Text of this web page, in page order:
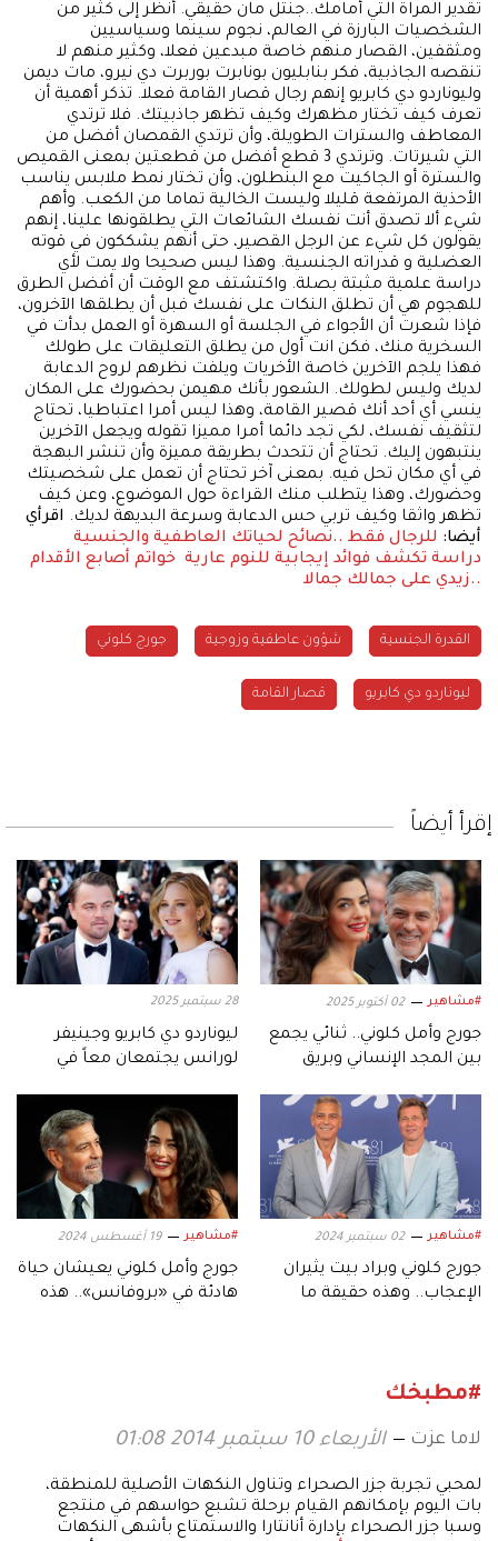
تقدير المراة التي أمامك..جنتل مان حقيقي. أنظر إلى كثير من
الشخصيات البارزة في العالم، نجوم سينما وسياسيين
ومثقفين، القصار منهم خاصة مبدعين فعلا، وكثير منهم لا
تنقصه الجاذبية، فكر بنابليون بونابرت بوربرت دي نيرو، مات ديمن
وليوناردو دي كابريو إنهم رجال قصار القامة فعلا. تذكر أهمية أن
تعرف كيف تختار مظهرك وكيف تظهر جاذبيتك. فلا ترتدي
المعاطف والسترات الطويلة، وأن ترتدي القمصان أفضل من
التي شيرتات. وترتدي 3 قطع أفضل من قطعتين بمعنى القميص
والسترة أو الجاكيت مع البنطلون، وأن تختار نمط ملابس يناسب
الأحذية المرتفعة قليلا وليست الخالية تماما من الكعب. وأهم
شيء ألا تصدق أنت نفسك الشائعات التي يطلقونها علينا، إنهم
يقولون كل شيء عن الرجل القصير، حتى أنهم يشككون في قوته
العضلية و قدراته الجنسية. وهذا ليس صحيحا ولا يمت لأي
دراسة علمية مثبتة بصلة. واكتشتف مع الوقت أن أفضل الطرق
للهجوم هي أن تطلق النكات على نفسك فبل أن يطلقها الآخرون،
فإذا شعرت أن الأجواء في الجلسة أو السهرة أو العمل بدأت في
السخرية منك، فكن انت أول من يطلق التعليقات على طولك
فهذا يلجم الآخرين خاصة الأخريات ويلفت نظرهم لروح الدعابة
لديك وليس لطولك. الشعور بأنك مهيمن بحضورك على المكان
ينسي أي أحد أنك قصير القامة، وهذا ليس أمرا اعتباطيا، تحتاج
لتثقيف نفسك، لكي تجد دائما أمرا مميزا تقوله ويجعل الآخرين
ينتبهون إليك. تحتاج أن تتحدث بطريقة مميزة وأن تنشر البهجة
في أي مكان تحل فيه. بمعنى آخر تحتاج أن تعمل على شخصيتك
وحضورك، وهذا يتطلب منك القراءة حول الموضوع، وعن كيف
تظهر واثقا وكيف تربي حس الدعابة وسرعة البديهة لديك. اقرأي
أيضا: للرجال فقط ..نصائح لحياتك العاطفية والجنسية
دراسة تكشف فوائد إيجابية للنوم عارية خواتم أصابع الأقدام
..زيدي على جمالك جمالا
القدرة الجنسية شؤون عاطفية وزوجية جورج كلوني
ليوناردو دي كابريو قصار القامة
إقرأ أيضاً
#مشاهير 02 أكتوبر 2025
جورج وأمل كلوني.. ثنائي يجمع
بين المجد الإنساني وبريق
28 سبتمبر 2025
ليوناردو دي كابريو وجينيفر
لورانس يجتمعان معاً في
#مشاهير 02 سبتمبر 2024
جورج كلوني وبراد بيت يثيران
الإعجاب.. وهذه حقيقة ما
#مشاهير 19 أغسطس 2024
جورج وأمل كلوني يعيشان حياة
هادئة في «بروفانس».. هذه
#مطبخك
لاما عزت الأربعاء 10 سبتمبر 2014 01:08
لمحبي تجربة جزر الصحراء وتناول النكهات الأصلية للمنطقة،
بات اليوم بإمكانهم القيام برحلة تشبع حواسهم في منتجع
وسبا جزر الصحراء بإدارة أنانتارا والاستمتاع بأشهى النكهات